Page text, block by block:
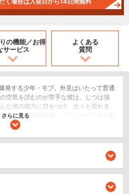
の機能／お得
サービス
よくある
質問
発する少年・モブ。外見はいたって普通
気を読むのが苦手な彼は、じつは強
な彼の能力に目をつけ、次々と現れる
長、謎の秘密組織…。フツーの青春を願
？ 原作者・ONEとアニメーションス
さらに見る